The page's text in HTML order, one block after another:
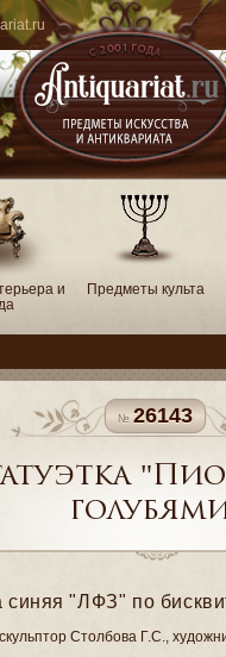
и
Предметы культа
26143
синяя "ЛФЗ" по
Столбова Г.С.,